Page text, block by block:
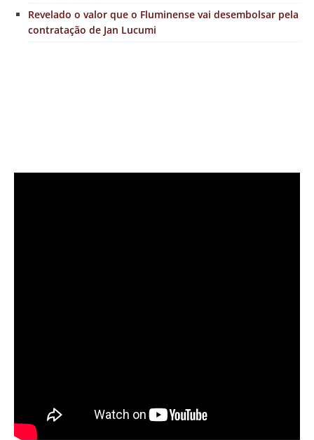
Revelado o valor que o Fluminense vai desembolsar pela
contratação de Jan Lucumi